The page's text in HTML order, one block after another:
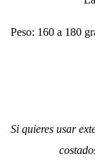
Peso: 160 a 180
Si quieres usar